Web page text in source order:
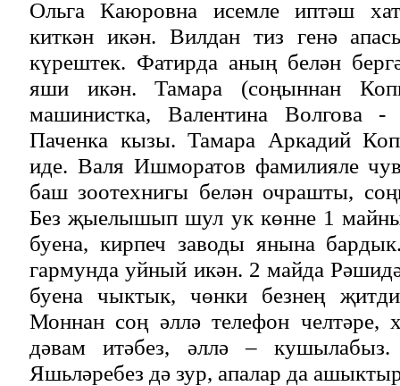
Ольга Каюровна исемле иптәш
киткән икән. Вилдан тиз генә
күрештек. Фатирда аның белән
яши икән. Тамара (соңыннан
машинистка, Валентина Волгова -
Паченка кызы. Тамара Аркадий
иде. Валя Ишморатов фамилияле
баш зоотехнигы белән очрашты,
Без җыелышып шул ук көнне 1 майны
буена, кирпеч заводы янына
гармунда уйный икән. 2 майда
буена чыктык, чөнки безнең
Моннан соң әллә телефон челтәре,
дәвам итәбез, әллә –
Яшьләребез дә зур, апалар да